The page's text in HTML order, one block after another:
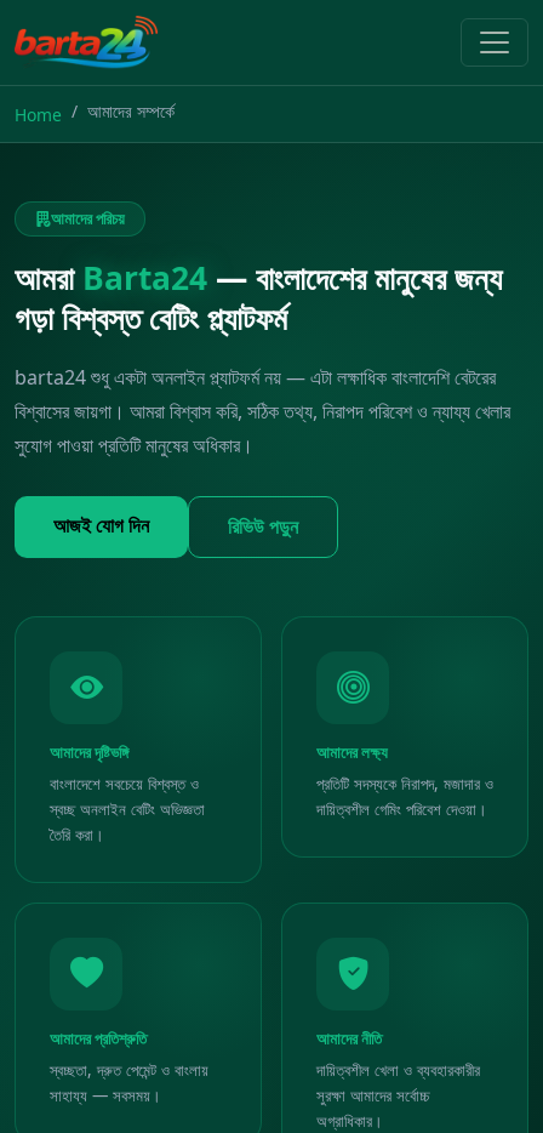
Home আমাদের সম্পর্কে
আমাদের পরিচয়
আমরাBarta24 — বাংলাদেশের মানুষের জন্য
গড়া বিশ্বস্ত বেটিং প্ল্যাটফর্ম
barta24 শুধু একটা অনলাইন প্ল্যাটফর্ম নয় — এটা লক্ষাধিক বাংলাদেশি বেটরের
বিশ্বাসের জায়গা। আমরা বিশ্বাস করি, সঠিক তথ্য, নিরাপদ পরিবেশ ও ন্যায্য খেলার
সুযোগ পাওয়া প্রতিটি মানুষের অধিকার।
আজই যোগ দিন রিভিউ পড়ুন
আমাদের দৃষ্টিভঙ্গি
বাংলাদেশে সবচেয়ে বিশ্বস্ত ও
স্বচ্ছ অনলাইন বেটিং অভিজ্ঞতা
তৈরি করা।
আমাদের লক্ষ্য
প্রতিটি সদস্যকে নিরাপদ, মজাদার ও
দায়িত্বশীল গেমিং পরিবেশ দেওয়া।
আমাদের প্রতিশ্রুতি
স্বচ্ছতা, দ্রুত পেমেন্ট ও বাংলায়
সাহায্য — সবসময়।
আমাদের নীতি
দায়িত্বশীল খেলা ও ব্যবহারকারীর
সুরক্ষা আমাদের সর্বোচ্চ
অগ্রাধিকার।